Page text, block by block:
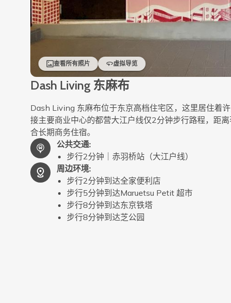
查看所有照片 虚拟导览
Dash Living 东麻布
Dash Living 东麻布位于东京高档住宅区，这里居住着
接主要商业中心的都营大江户线仅2分钟步行路程，距
合长期商务住宿。
公共交通:
步行2分钟｜赤羽桥站（大江户线）
周边环境:
步行2分钟到达全家便利店
步行5分钟到达Maruetsu Petit 超市
步行8分钟到达东京铁塔
步行8分钟到达芝公园